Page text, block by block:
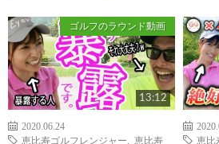
ゴルフのラウンド動画
13:12
2020.06.24
恵比寿ゴルフレンジャー
恵比寿
恵比